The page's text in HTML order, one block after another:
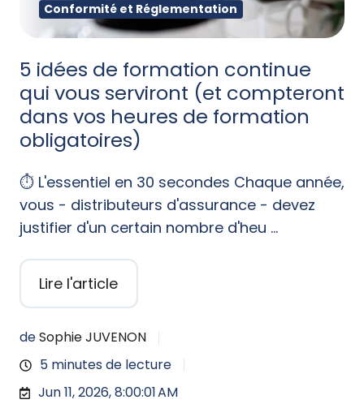
5 idées de formation continue
qui vous serviront (et compteront
dans vos heures de formation
obligatoires)
⏱️ L'essentiel en 30 secondes Chaque année,
vous - distributeurs d'assurance - devez
justifier d'un certain nombre d'heu …
Lire l'article
deSophie JUVENON
5 minutes de lecture
Jun 11, 2026, 8:00:01 AM
Conformité et Réglementation